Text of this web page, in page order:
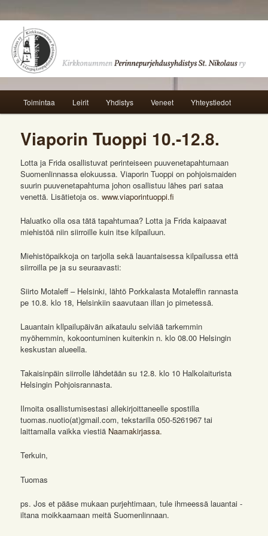
Skip to primary content
Skip to secondary content
Toimintaa Leirit Yhdistys Veneet Yhteystiedot
Viaporin Tuoppi 10.-12.8.
Lotta ja Frida osallistuvat perinteiseen puuvenetapahtumaan
Suomenlinnassa elokuussa. Viaporin Tuoppi on pohjoismaiden
suurin puuvenetapahtuma johon osallistuu lähes pari sataa
venettä. Lisätietoja os.www.viaporintuoppi.fi
Haluatko olla osa tätä tapahtumaa? Lotta ja Frida kaipaavat
miehistöä niin siirroille kuin itse kilpailuun.
Miehistöpaikkoja on tarjolla sekä lauantaisessa kilpailussa että
siirroilla pe ja su seuraavasti:
Siirto Motaleff – Helsinki, lähtö Porkkalasta Motaleffin rannasta
pe 10.8. klo 18, Helsinkiin saavutaan illan jo pimetessä.
Lauantain kllpailupäivän aikataulu selviää tarkemmin
myöhemmin, kokoontuminen kuitenkin n. klo 08.00 Helsingin
keskustan alueella.
Takaisinpäin siirrolle lähdetään su 12.8. klo 10 Halkolaiturista
Helsingin Pohjoisrannasta.
Ilmoita osallistumisestasi allekirjoittaneelle spostilla
tuomas.nuotio(at)gmail.com, tekstarilla 050-5261967 tai
laittamalla vaikka viestiä Naamakirjassa.
Terkuin,
Tuomas
ps. Jos et pääse mukaan purjehtimaan, tule ihmeessä lauantai -
iltana moikkaamaan meitä Suomenlinnaan.